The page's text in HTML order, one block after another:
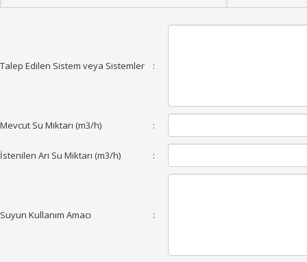
Talep Edilen Sistem veya Sistemler :
Mevcut Su Miktarı (m3/h) :
İstenilen Arı Su Miktarı (m3/h) :
Suyun Kullanım Amacı :